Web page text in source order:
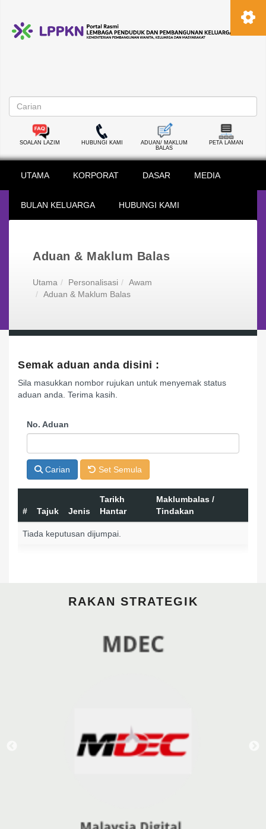
SOALAN LAZIM HUBUNGI KAMI
ADUAN/ MAKLUM
BALAS
PETA LAMAN
UTAMA KORPORAT DASAR MEDIA
BULAN KELUARGA HUBUNGI KAMI
Aduan & Maklum Balas
Utama Personalisasi
Awam
Aduan & Maklum Balas
Semak aduan anda disini :
Sila masukkan nombor rujukan untuk menyemak status
aduan anda. Terima kasih.
No. Aduan
Carian Set Semula
# Tajuk Jenis
Tarikh
Hantar
Maklumbalas /
Tindakan
Tiada keputusan dijumpai.
RAKAN STRATEGIK